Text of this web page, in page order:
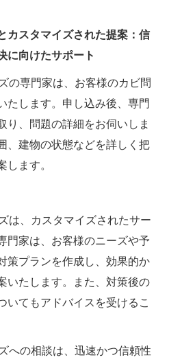
カスタマイズされた提案：信
に向けたサポート
の専門家は、お客様のカビ問
たします。申し込み後、専門
り、問題の詳細をお伺いしま
、建物の状態などを詳しく把
します。
は、カスタマイズされたサー
門家は、お客様のニーズや予
策プランを作成し、効果的か
いたします。また、対策後の
いてもアドバイスを受けるこ
への相談は、迅速かつ信頼性